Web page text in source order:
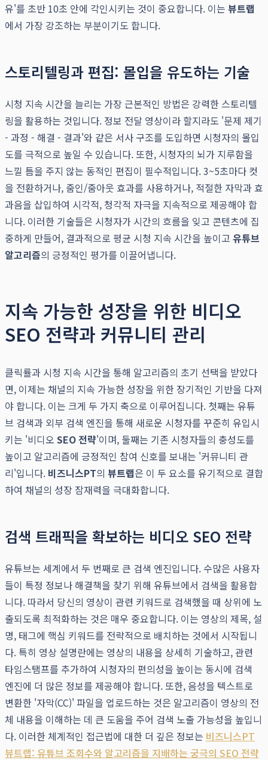
유'를 초반 10초 안에 각인시키는 것이 중요합니다. 이는 뷰트랩
에서 가장 강조하는 부분이기도 합니다.
스토리텔링과 편집: 몰입을 유도하는 기술
시청 지속 시간을 늘리는 가장 근본적인 방법은 강력한 스토리텔
링을 활용하는 것입니다. 정보 전달 영상이라 할지라도 '문제 제기
- 과정 - 해결 - 결과'와 같은 서사 구조를 도입하면 시청자의 몰입
도를 극적으로 높일 수 있습니다. 또한, 시청자의 뇌가 지루함을
느낄 틈을 주지 않는 동적인 편집이 필수적입니다. 3~5초마다 컷
을 전환하거나, 줌인/줌아웃 효과를 사용하거나, 적절한 자막과 효
과음을 삽입하여 시각적, 청각적 자극을 지속적으로 제공해야 합
니다. 이러한 기술들은 시청자가 시간의 흐름을 잊고 콘텐츠에 집
중하게 만들어, 결과적으로 평균 시청 지속 시간을 높이고 유튜브
알고리즘의 긍정적인 평가를 이끌어냅니다.
지속 가능한 성장을 위한 비디오
SEO 전략과 커뮤니티 관리
클릭률과 시청 지속 시간을 통해 알고리즘의 초기 선택을 받았다
면, 이제는 채널의 지속 가능한 성장을 위한 장기적인 기반을 다져
야 합니다. 이는 크게 두 가지 축으로 이루어집니다. 첫째는 유튜
브 검색과 외부 검색 엔진을 통해 새로운 시청자를 꾸준히 유입시
키는 '비디오 SEO 전략'이며, 둘째는 기존 시청자들의 충성도를
높이고 알고리즘에 긍정적인 참여 신호를 보내는 '커뮤니티 관
리'입니다. 비즈니스PT의 뷰트랩은 이 두 요소를 유기적으로 결합
하여 채널의 성장 잠재력을 극대화합니다.
검색 트래픽을 확보하는 비디오 SEO 전략
유튜브는 세계에서 두 번째로 큰 검색 엔진입니다. 수많은 사용자
들이 특정 정보나 해결책을 찾기 위해 유튜브에서 검색을 활용합
니다. 따라서 당신의 영상이 관련 키워드로 검색했을 때 상위에 노
출되도록 최적화하는 것은 매우 중요합니다. 이는 영상의 제목, 설
명, 태그에 핵심 키워드를 전략적으로 배치하는 것에서 시작됩니
다. 특히 영상 설명란에는 영상의 내용을 상세히 기술하고, 관련
타임스탬프를 추가하여 시청자의 편의성을 높이는 동시에 검색
엔진에 더 많은 정보를 제공해야 합니다. 또한, 음성을 텍스트로
변환한 '자막(CC)' 파일을 업로드하는 것은 알고리즘이 영상의 전
체 내용을 이해하는 데 큰 도움을 주어 검색 노출 가능성을 높입니
다. 이러한 체계적인 접근법에 대한 더 깊은 정보는 비즈니스PT
뷰트랩: 유튜브 조회수와 알고리즘을 지배하는 궁극의 SEO 전략